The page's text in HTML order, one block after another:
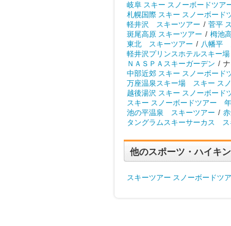
岐阜 スキー スノーボードツア
札幌国際 スキー スノーボード
軽井沢 スキーツアー / 菅平
斑尾高原 スキーツアー / 栂池
東北 スキーツアー / 八幡平
軽井沢プリンスホテルスキー
ＮＡＳＰＡスキーガーデン /
中部近郊 スキー スノーボード
万座温泉スキー場 スキー ス
越後湯沢 スキー スノーボード
スキー スノーボードツアー
池の平温泉 スキーツアー /
タングラムスキーサーカス ス
他のスポーツ・ハイキ
スキーツアー スノーボードツ